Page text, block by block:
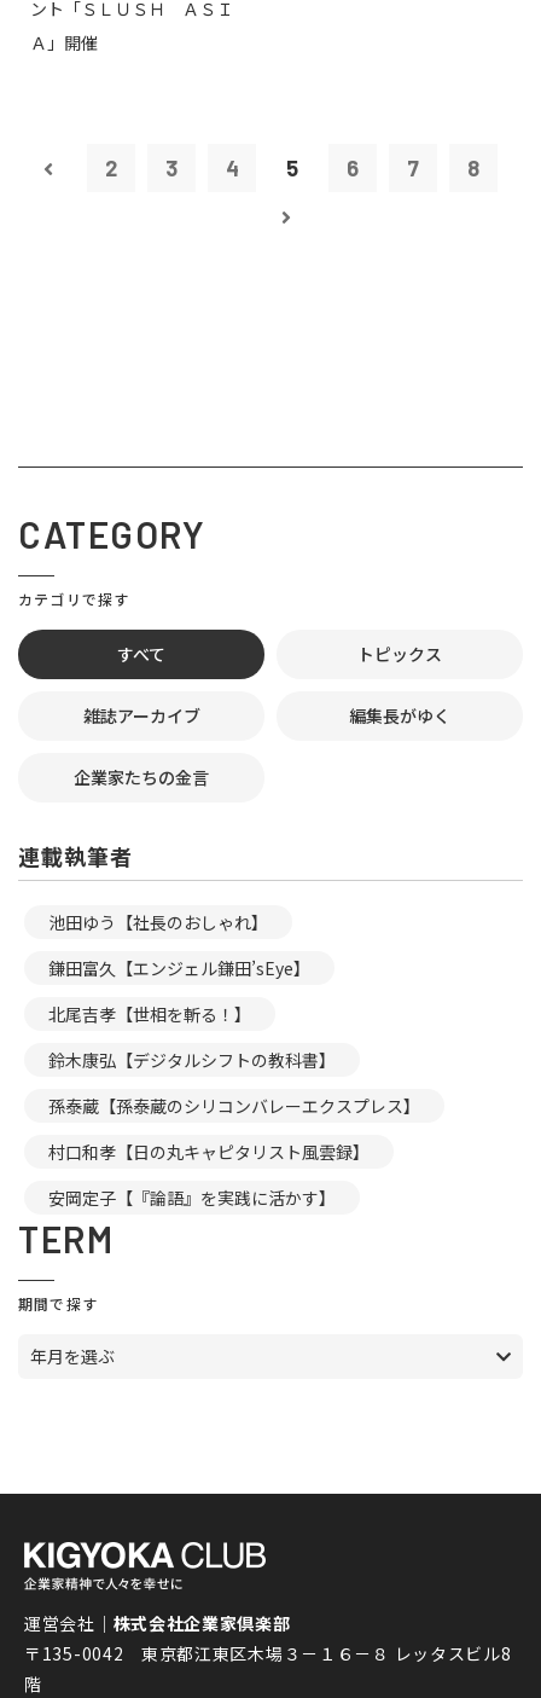
ント「ＳＬＵＳＨ ＡＳＩ
Ａ」開催
2 3 4 5 6 7 8
CATEGORY
カテゴリで探す
すべて トピックス
雑誌アーカイブ 編集長がゆく
企業家たちの金言
連載執筆者
池田ゆう【社長のおしゃれ】
鎌田富久【エンジェル鎌田’sEye】
北尾吉孝【世相を斬る！】
鈴木康弘【デジタルシフトの教科書】
孫泰蔵【孫泰蔵のシリコンバレーエクスプレス】
村口和孝【日の丸キャピタリスト風雲録】
安岡定子【『論語』を実践に活かす】
TERM
期間で探す
年月を選ぶ
運営会社｜ 株式会社企業家倶楽部
〒135-0042 東京都江東区木場３－１６－８ レッタスビル8
階